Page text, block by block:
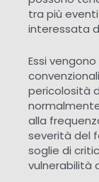
tra più
interessata
Essi
pericolosità
alla
severità del
soglie di
vulnerabilità